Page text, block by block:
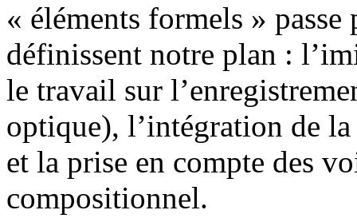
« éléments formels »
définissent notre plan :
le travail sur
optique), l’intégration de
et la prise en compte des
compositionnel.